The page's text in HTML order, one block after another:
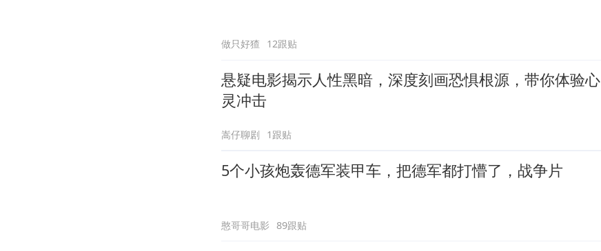
做只好猹 12跟贴
悬疑电影揭示人性黑暗，深度刻画恐惧根源，带你体验心
灵冲击
嵩仔聊剧 1跟贴
5个小孩炮轰德军装甲车，把德军都打懵了，战争片
憨哥哥电影 89跟贴